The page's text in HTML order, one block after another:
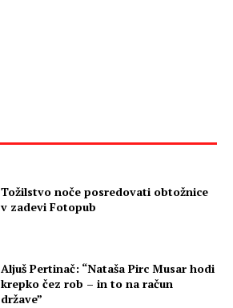
Tožilstvo noče posredovati obtožnice
v zadevi Fotopub
Aljuš Pertinač: “Nataša Pirc Musar hodi
krepko čez rob – in to na račun
države”